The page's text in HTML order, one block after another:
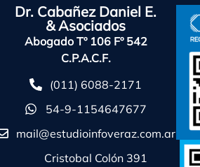
Dr. Cabañez Daniel E.
& Asociados
Abogado Tº 106 Fº 542
C.P.A.C.F.
(011) 6088-2171
54-9-1154647677
mail@estudioinfoveraz.com.ar
Cristobal Colón 391